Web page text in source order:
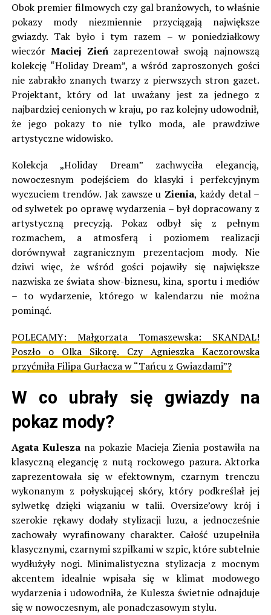
Obok premier filmowych czy gal branżowych, to właśnie
pokazy mody niezmiennie przyciągają największe
gwiazdy. Tak było i tym razem – w poniedziałkowy
wieczór Maciej Zieńzaprezentował swoją najnowszą
kolekcję “Holiday Dream”, a wśród zaproszonych gości
nie zabrakło znanych twarzy z pierwszych stron gazet.
Projektant, który od lat uważany jest za jednego z
najbardziej cenionych w kraju, po raz kolejny udowodnił,
że jego pokazy to nie tylko moda, ale prawdziwe
artystyczne widowisko.
Kolekcja „Holiday Dream” zachwyciła elegancją,
nowoczesnym podejściem do klasyki i perfekcyjnym
wyczuciem trendów. Jak zawsze u Zienia, każdy detal –
od sylwetek po oprawę wydarzenia – był dopracowany z
artystyczną precyzją. Pokaz odbył się z pełnym
rozmachem, a atmosferą i poziomem realizacji
dorównywał zagranicznym prezentacjom mody. Nie
dziwi więc, że wśród gości pojawiły się największe
nazwiska ze świata show-biznesu, kina, sportu i mediów
– to wydarzenie, którego w kalendarzu nie można
pominąć.
POLECAMY:
Małgorzata Tomaszewska: SKANDAL!
Poszło o Olka Sikorę. Czy Agnieszka Kaczorowska
przyćmiła Filipa Gurłacza w “Tańcu z Gwiazdami”?
W co ubrały się gwiazdy na
pokaz mody?
Agata Kuleszana pokazie Macieja Zienia postawiła na
klasyczną elegancję z nutą rockowego pazura. Aktorka
zaprezentowała się w efektownym, czarnym trenczu
wykonanym z połyskującej skóry, który podkreślał jej
sylwetkę dzięki wiązaniu w talii. Oversize’owy krój i
szerokie rękawy dodały stylizacji luzu, a jednocześnie
zachowały wyrafinowany charakter. Całość uzupełniła
klasycznymi, czarnymi szpilkami w szpic, które subtelnie
wydłużyły nogi. Minimalistyczna stylizacja z mocnym
akcentem idealnie wpisała się w klimat modowego
wydarzenia i udowodniła, że Kulesza świetnie odnajduje
się w nowoczesnym, ale ponadczasowym stylu.